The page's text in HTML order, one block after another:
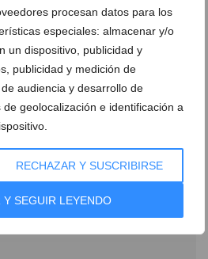
procesan datos para los
especiales: almacenar y/o
un dispositivo, publicidad y
publicidad y medición de
audiencia y desarrollo de
geolocalización e identificación a
RECHAZAR Y SUSCRIBIRSE
Y SEGUIR LEYENDO
,Fogueres 2026 ,Libro Fogueres